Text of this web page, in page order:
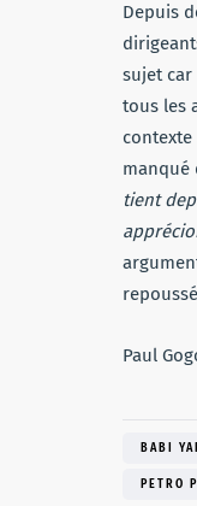
Depuis
sujet car
tous les
contexte
manqué
tient
Paul
BABI
PETRO